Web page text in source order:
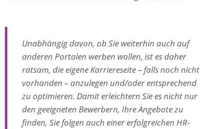
Unabhängig davon, ob Sie weiterhin auch auf
anderen Portalen werben wollen, ist es daher
ratsam, die eigene Karriereseite – falls noch nicht
vorhanden – anzulegen und/oder entsprechend
zu optimieren. Damit erleichtern Sie es nicht nur
den geeigneten Bewerbern, Ihre Angebote zu
finden, Sie folgen auch einer erfolgreichen HR-